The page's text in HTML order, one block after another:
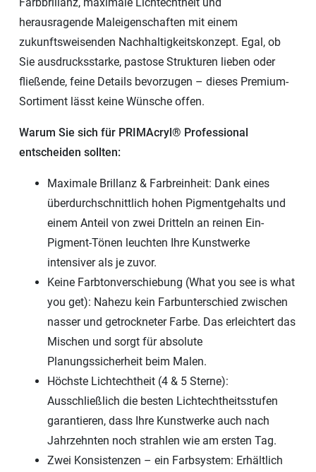
herausragende Maleigenschaften mit einem
zukunftsweisenden Nachhaltigkeitskonzept. Egal, ob
Sie ausdrucksstarke, pastose Strukturen lieben oder
fließende, feine Details bevorzugen – dieses Premium-
Sortiment lässt keine Wünsche offen.
Warum Sie sich für PRIMAcryl® Professional
entscheiden sollten:
Maximale Brillanz & Farbreinheit: Dank eines
überdurchschnittlich hohen Pigmentgehalts und
einem Anteil von zwei Dritteln an reinen Ein-
Pigment-Tönen leuchten Ihre Kunstwerke
intensiver als je zuvor.
Keine Farbtonverschiebung (What you see is what
you get): Nahezu kein Farbunterschied zwischen
nasser und getrockneter Farbe. Das erleichtert das
Mischen und sorgt für absolute
Planungssicherheit beim Malen.
Höchste Lichtechtheit (4 & 5 Sterne):
Ausschließlich die besten Lichtechtheitsstufen
garantieren, dass Ihre Kunstwerke auch nach
Jahrzehnten noch strahlen wie am ersten Tag.
Zwei Konsistenzen – ein Farbsystem: Erhältlich